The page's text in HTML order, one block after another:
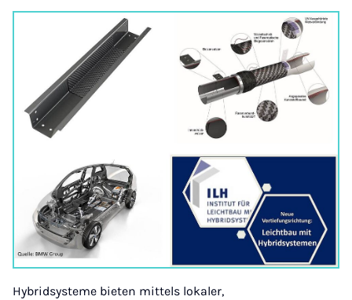
Hybridsysteme bieten mittels lokaler,